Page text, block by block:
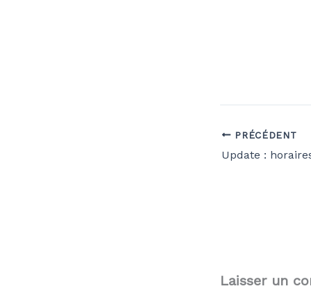
PRÉCÉDENT
Update :
Laisser un